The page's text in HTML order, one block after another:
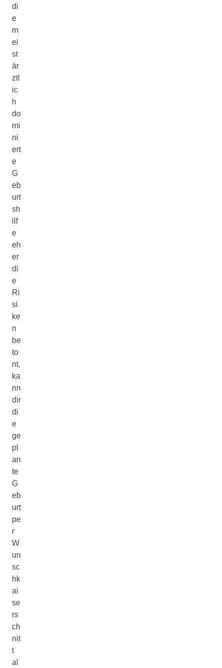
di
e
m
ei
st
är
ztl
ic
h
do
mi
ni
ert
e
G
eb
urt
sh
ilf
e
eh
er
di
e
Ri
si
ke
n
be
to
nt,
ka
nn
dir
di
e
ge
pl
an
te
G
eb
urt
pe
r
W
un
sc
hk
ai
se
rs
ch
nit
t
al